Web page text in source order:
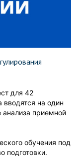
для 42
вводятся на один
анализа приемной
обучения под
подготовки.